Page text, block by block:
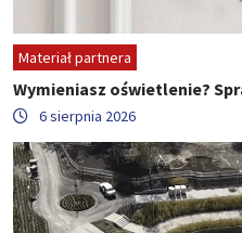
Materiał partnera
Wymieniasz oświetlenie?
6 sierpnia 2026